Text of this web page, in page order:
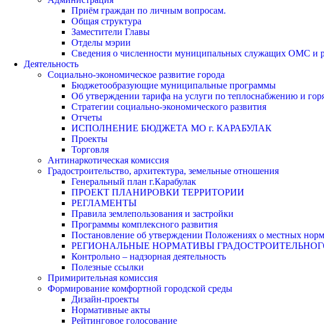
Приём граждан по личным вопросам.
Общая структура
Заместители Главы
Отделы мэрии
Сведения о численности муниципальных служащих ОМС и
Деятельность
Социально-экономическое развитие города
Бюджетообразующие муниципальные программы
Об утверждении тарифа на услуги по теплоснабжению и
Стратегии социально-экономического развития
Отчеты
ИСПОЛНЕНИЕ БЮДЖЕТА МО г. КАРАБУЛАК
Проекты
Торговля
Антинаркотическая комиссия
Градостроительство, архитектура, земельные отношения
Генеральный план г.Карабулак
ПРОЕКТ ПЛАНИРОВКИ ТЕРРИТОРИИ
РЕГЛАМЕНТЫ
Правила землепользования и застройки
Программы комплексного развития
Постановление об утверждении Положениях о местных
РЕГИОНАЛЬНЫЕ НОРМАТИВЫ
Контрольно – надзорная деятельность
Полезные ссылки
Примирительная комиссия
Формирование комфортной городской среды
Дизайн-проекты
Нормативные акты
Рейтинговое голосование